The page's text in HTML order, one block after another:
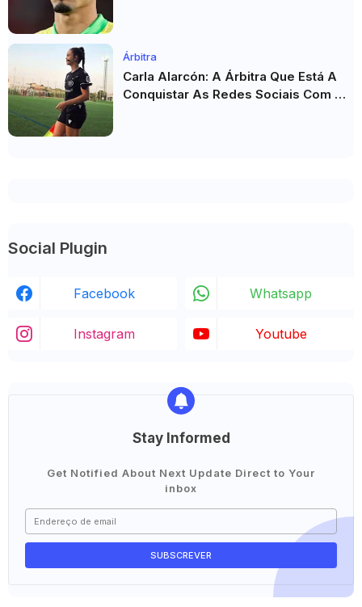
Árbitra
Carla Alarcón: A Árbitra Que Está A
Conquistar As Redes Sociais Com O
Social Plugin
Facebook Whatsapp
Instagram Youtube
Stay Informed
Get Notified About Next Update Direct to Your
inbox